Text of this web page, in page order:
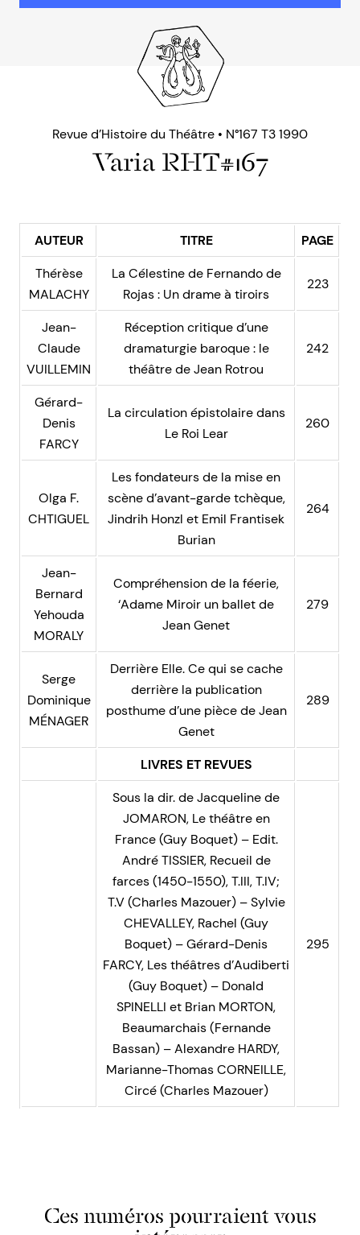
Revue d’Histoire du Théâtre • N°167 T3 1990
Varia RHT#167
AUTEUR TITRE
PAGE
Thérèse
MALACHY
La Célestine de Fernando de
Rojas : Un drame à tiroirs
223
Jean-
Claude
VUILLEMIN
Réception critique d’une
dramaturgie baroque : le
théâtre de Jean Rotrou
242
Gérard-
Denis
FARCY
La circulation épistolaire dans
Le Roi Lear
260
Olga F.
CHTIGUEL
Les fondateurs de la mise en
scène d’avant-garde tchèque,
Jindrih Honzl et Emil Frantisek
Burian
264
Jean-
Bernard
Yehouda
MORALY
Compréhension de la féerie,
‘Adame Miroir un ballet de
Jean Genet
279
Serge
Dominique
MÉNAGER
Derrière Elle. Ce qui se cache
derrière la publication
posthume d’une pièce de Jean
Genet
289
LIVRES ET REVUES
Sous la dir. de Jacqueline de
JOMARON, Le théâtre en
France (Guy Boquet) – Edit.
André TISSIER, Recueil de
farces (1450-1550), T.III, T.IV;
T.V (Charles Mazouer) – Sylvie
CHEVALLEY, Rachel (Guy
Boquet) – Gérard-Denis
FARCY, Les théâtres d’Audiberti
(Guy Boquet) – Donald
SPINELLI et Brian MORTON,
Beaumarchais (Fernande
Bassan) – Alexandre HARDY,
Marianne-Thomas CORNEILLE,
Circé (Charles Mazouer)
295
Ces numéros pourraient vous